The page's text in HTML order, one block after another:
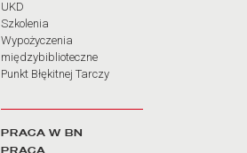
UKD
Szkolenia
Wypożyczenia
międzybiblioteczne
Punkt Błękitnej Tarczy
PRACA W BN
PRACA